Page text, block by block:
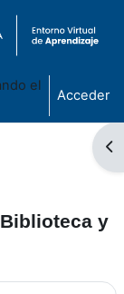
el
Acceder
y